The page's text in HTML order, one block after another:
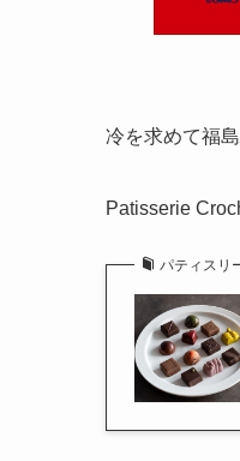
冷を求めて福
Patisserie
パティスリ